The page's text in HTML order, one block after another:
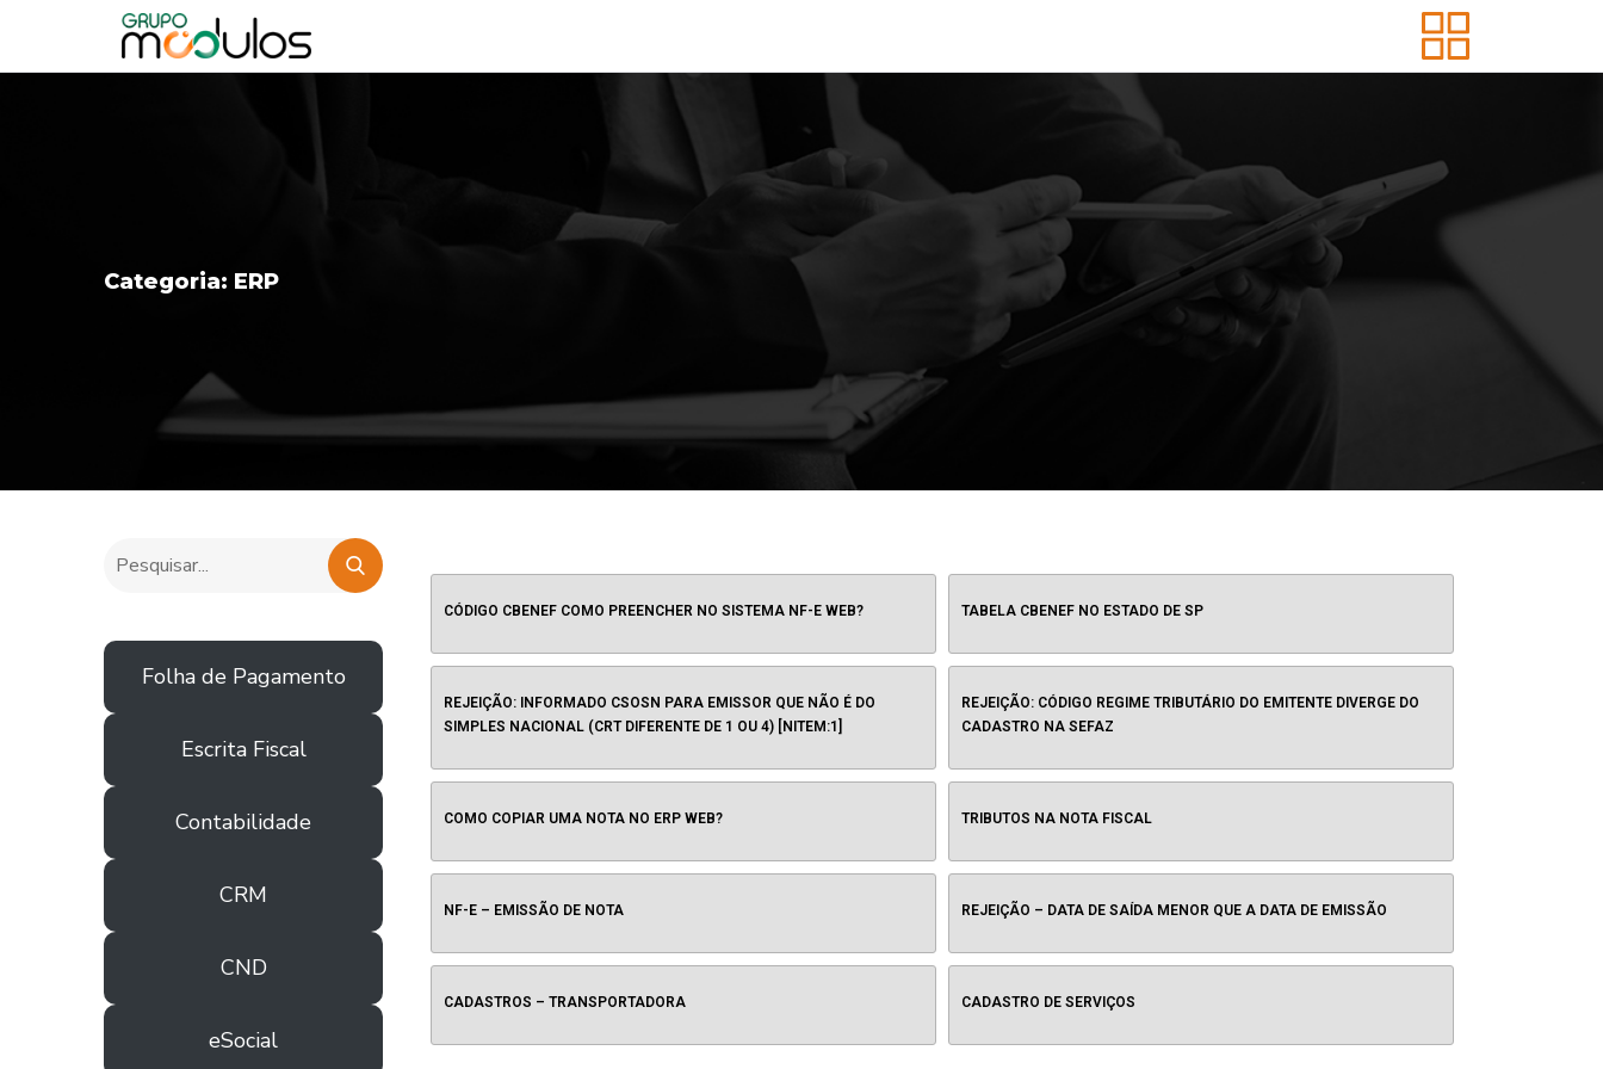
Categoria: ERP
Folha de Pagamento
Escrita Fiscal
Contabilidade
CRM
CND
eSocial
CÓDIGO CBENEF COMO PREENCHER NO SISTEMA NF-E WEB? TABELA CBENEF NO ESTADO DE SP
REJEIÇÃO: INFORMADO CSOSN PARA EMISSOR QUE NÃO É DO
SIMPLES NACIONAL (CRT DIFERENTE DE 1 OU 4) [NITEM:1]
REJEIÇÃO: CÓDIGO REGIME TRIBUTÁRIO DO EMITENTE DIVERGE DO
CADASTRO NA SEFAZ
COMO COPIAR UMA NOTA NO ERP WEB? TRIBUTOS NA NOTA FISCAL
NF-E – EMISSÃO DE NOTA REJEIÇÃO – DATA DE SAÍDA MENOR QUE A DATA DE EMISSÃO
CADASTROS – TRANSPORTADORA CADASTRO DE SERVIÇOS